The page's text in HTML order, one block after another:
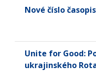
Nové číslo
Unite for Good:
ukrajinského